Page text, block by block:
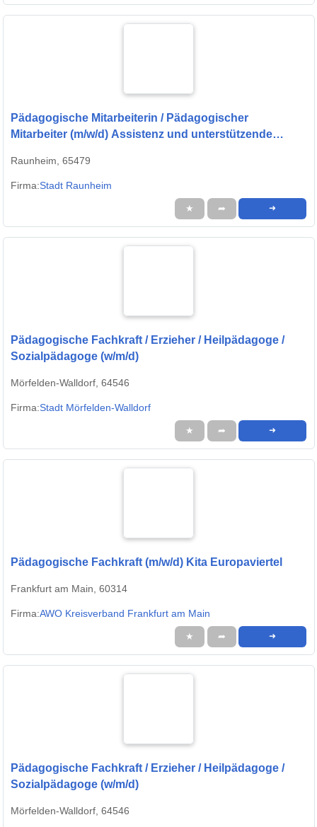
Pädagogische Mitarbeiterin / Pädagogischer
Mitarbeiter (m/w/d) Assistenz und unterstützende
und Kooperative Bildungsförderung
Raunheim, 65479
Firma:Stadt Raunheim
★ ➦ ➜
Pädagogische Fachkraft / Erzieher / Heilpädagoge /
Sozialpädagoge (w/m/d)
Mörfelden-Walldorf, 64546
Firma:Stadt Mörfelden-Walldorf
★ ➦ ➜
Pädagogische Fachkraft (m/w/d) Kita Europaviertel
Frankfurt am Main, 60314
Firma:AWO Kreisverband Frankfurt am Main
★ ➦ ➜
Pädagogische Fachkraft / Erzieher / Heilpädagoge /
Sozialpädagoge (w/m/d)
Mörfelden-Walldorf, 64546